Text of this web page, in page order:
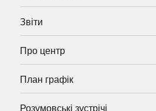
Звіти
Про центр
План графік
Розумовські зустрічі